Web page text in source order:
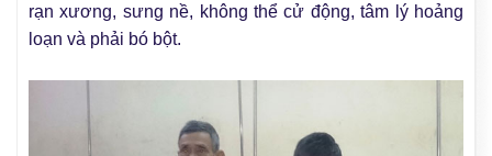
rạn xương, sưng nề, không thể cử động, tâm lý hoảng
loạn và phải bó bột.